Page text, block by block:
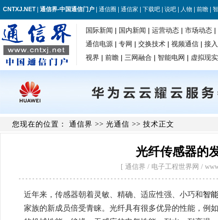
您现在的位置： 通信界 >> 光通信 >> 技术正文
光纤传感器的
[ 通信界 / 电子工程世界网 /
近年来，传感器朝着灵敏、精确、适应性强、小巧和智能
家族的新成员倍受青睐。光纤具有很多优异的性能，例